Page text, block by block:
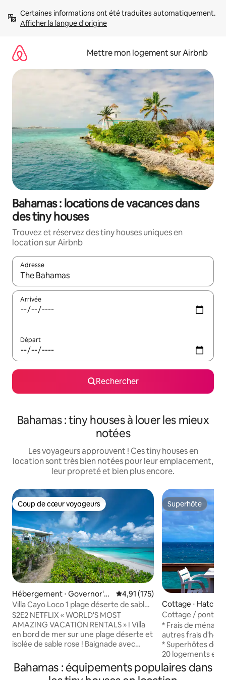
directement
Afficher la langue d'origine
Mettre mon logement sur Airbnb
Bahamas : locations de vacances dans
des tiny houses
Trouvez et réservez des tiny houses uniques en
location sur Airbnb
Adresse
Lorsque les résultats s'affichent, utilisez les flèches vers le
Arrivée
Départ
Rechercher
Bahamas : tiny houses à louer les mieux
notées
Les voyageurs approuvent ! Ces tiny houses en
location sont très bien notées pour leur emplacement,
leur propreté et bien plus encore.
Coup de cœur voyageurs
Coup de cœur voyageurs
Hébergement ⋅ Governor's
Harbour
Évaluation moyenne sur la
4,91 (175)
Villa Cayo Loco 1 plage déserte de sable
rose 2 adultes
S2E2 NETFLIX « WORLD'S MOST
AMAZING VACATION RENTALS » ! Villa
en bord de mer sur une plage déserte et
isolée de sable rose ! Baignade avec
Eleuthera signifie « liberté » ! Un paradis
insulaire tropical, authentique et
Superhôte
Superhôte
Cottage ⋅
Cottage / pont
idéalement situé.
* Frais de
autres frais
* Superhôtes
20 logements et
d'évaluations 5
location de SUV
Bahamas : équipements populaires dans